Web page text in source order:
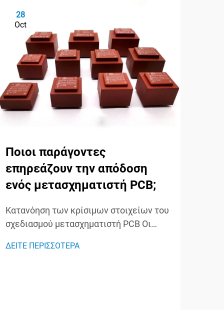
28
Oct
Ποιοι παράγοντες
επηρεάζουν την απόδοση
ενός μετασχηματιστή PCB;
Κατανόηση των κρίσιμων στοιχείων του
σχεδιασμού μετασχηματιστή PCB Οι
προκαλέσει επανάσταση στη σύγχρονη
ΔΕΙΤΕ ΠΕΡΙΣΣΟΤΕΡΑ